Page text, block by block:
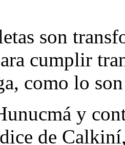
son
cumplir
como lo
y
de